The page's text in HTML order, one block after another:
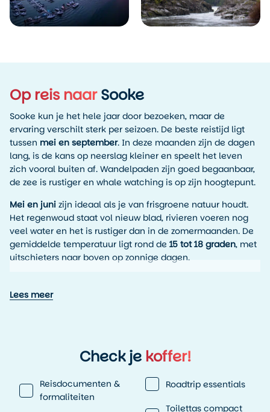
Op reis naarSooke
Sooke kun je het hele jaar door bezoeken, maar de
ervaring verschilt sterk per seizoen. De beste reistijd ligt
tussen mei en september. In deze maanden zijn de dagen
lang, is de kans op neerslag kleiner en speelt het leven
zich vooral buiten af. Wandelpaden zijn goed begaanbaar,
de zee is rustiger en whale watching is op zijn hoogtepunt.
Mei en juni zijn ideaal als je van frisgroene natuur houdt.
Het regenwoud staat vol nieuw blad, rivieren voeren nog
veel water en het is rustiger dan in de zomermaanden. De
gemiddelde temperatuur ligt rond de 15 tot 18 graden, met
uitschieters naar boven op zonnige dagen.
temperatuur gemiddeld tussen de
Septemberis een fijne nazomermaand. Het is rustiger, het
weer blijft vaak stabiel en de zee is nog relatief warm.
Temperaturen liggen gemiddeld rond de17 tot 20 graden
Lees meer
Check jekoffer!
Reisdocumenten &
formaliteiten
Roadtrip essentials
Toilettas compact